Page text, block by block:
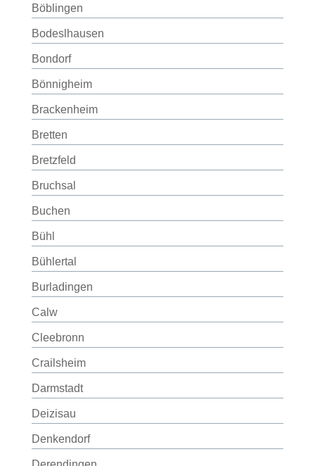
Böblingen
Bodeslhausen
Bondorf
Bönnigheim
Brackenheim
Bretten
Bretzfeld
Bruchsal
Buchen
Bühl
Bühlertal
Burladingen
Calw
Cleebronn
Crailsheim
Darmstadt
Deizisau
Denkendorf